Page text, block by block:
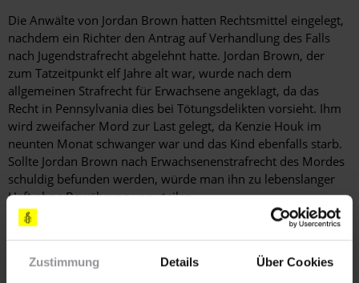
Zustimmung Details Über Cookies
Die Anwälte von Jordan Brown hatten Rechtsmittel eingelegt,
nachdem ein Richter den Antrag auf Verhandlung des Falls
nach Jugendstrafrecht abgelehnt hatte. Jordan Brown, der
zum Tatzeitpunkt elf Jahre alt war, wurde nach dem
allgemeinen Strafrecht für Erwachsene angeklagt, da das
Recht in Pennsylvania dies bei Tötungsdelikten vorsieht. Ihm
wird zweifacher Mord zur Last gelegt, da Kenzie Houk im
neunten Monat schwanger war und das Kind ebenfalls starb.
Sollte Jordan Brown nach Erwachsenenstrafrecht des Mordes
schuldig befunden werden, würde man ihn zu lebenslanger
Haft ohne Bewährung verurteilen.
Durch die Entscheidung des Gerichts, die Rechtsmittel zu
überprüfen, besteht nun die Möglichkeit, dass das
Gerichtsverfahren von Jordan Brown zukünftig unter